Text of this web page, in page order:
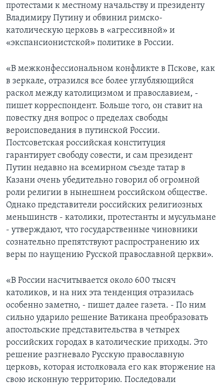
Языки
протестами к местному начальству и президенту
Владимиру Путину и обвинил римско-
католическую церковь в «агрессивной» и
«экспансионистской» политике в России.
«В межконфессиональном конфликте в Пскове, как
в зеркале, отразился все более углубляющийся
раскол между католицизмом и православием, -
пишет корреспондент. Больше того, он ставит на
повестку дня вопрос о пределах свободы
вероисповедания в путинской России.
Постсоветская российская конституция
гарантирует свободу совести, и сам президент
Путин недавно на всемирном съезде татар в
Казани очень убедительно говорил об огромной
роли религии в нынешнем российском обществе.
Однако представители российских религиозных
меньшинств - католики, протестанты и мусульмане
- утверждают, что государственные чиновники
сознательно препятствуют распространению их
веры по наущению Русской православной церкви».
«В России насчитывается около 600 тысяч
католиков, и на них эта тенденция отразилась
особенно заметно, - пишет далее газета. - По ним
сильно ударило решение Ватикана преобразовать
апостольские представительства в четырех
российских городах в католические приходы. Это
решение разгневало Русскую православную
церковь, которая истолковала его как вторжение на
свою исконную территорию. Последовали